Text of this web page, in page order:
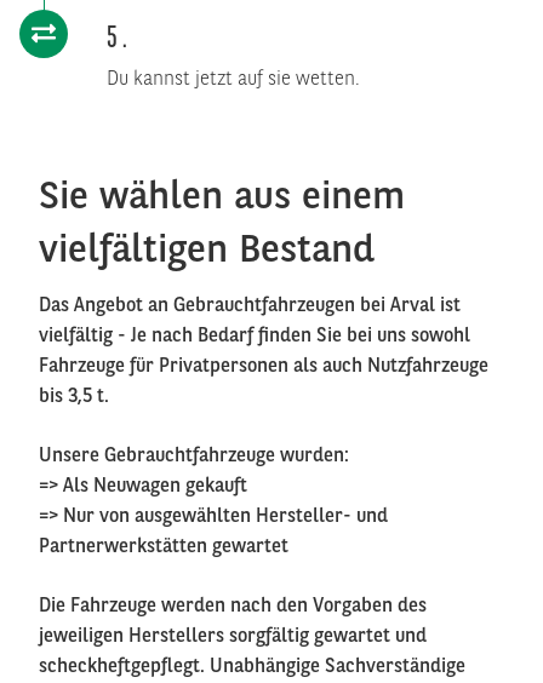
5
Du kannst jetzt auf sie wetten.
Sie wählen aus einem
vielfältigen Bestand
Das Angebot an Gebrauchtfahrzeugen bei Arval ist
vielfältig - Je nach Bedarf finden Sie bei uns sowohl
Fahrzeuge für Privatpersonen als auch Nutzfahrzeuge
bis 3,5 t.
Unsere Gebrauchtfahrzeuge wurden:
=> Als Neuwagen gekauft
=> Nur von ausgewählten Hersteller- und
Partnerwerkstätten gewartet
Die Fahrzeuge werden nach den Vorgaben des
jeweiligen Herstellers sorgfältig gewartet und
scheckheftgepflegt. Unabhängige Sachverständige